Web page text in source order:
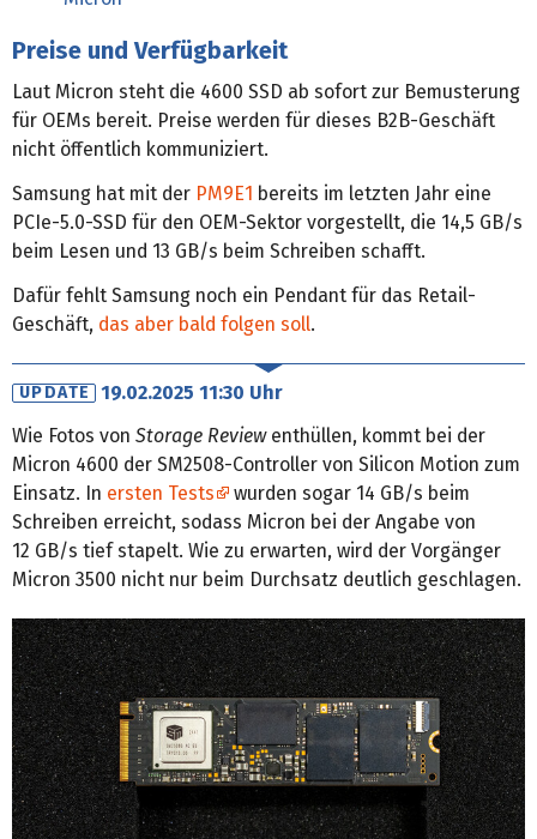
Preise und Verfügbarkeit
Laut Micron steht die 4600 SSD ab sofort zur Bemusterung
für OEMs bereit. Preise werden für dieses B2B-Geschäft
nicht öffentlich kommuniziert.
Samsung hat mit der PM9E1 bereits im letzten Jahr eine
PCIe-5.0-SSD für den OEM-Sektor vorgestellt, die 14,5 GB/s
beim Lesen und 13 GB/s beim Schreiben schafft.
Dafür fehlt Samsung noch ein Pendant für das Retail-
Geschäft, das aber bald folgen soll.
UPDATE
19.02.2025 11:30 Uhr
Wie Fotos von Storage Reviewenthüllen, kommt bei der
Micron 4600 der SM2508-Controller von Silicon Motion zum
Einsatz. In ersten Tests
wurden sogar 14 GB/s beim
Schreiben erreicht, sodass Micron bei der Angabe von
12 GB/s tief stapelt. Wie zu erwarten, wird der Vorgänger
Micron 3500 nicht nur beim Durchsatz deutlich geschlagen.